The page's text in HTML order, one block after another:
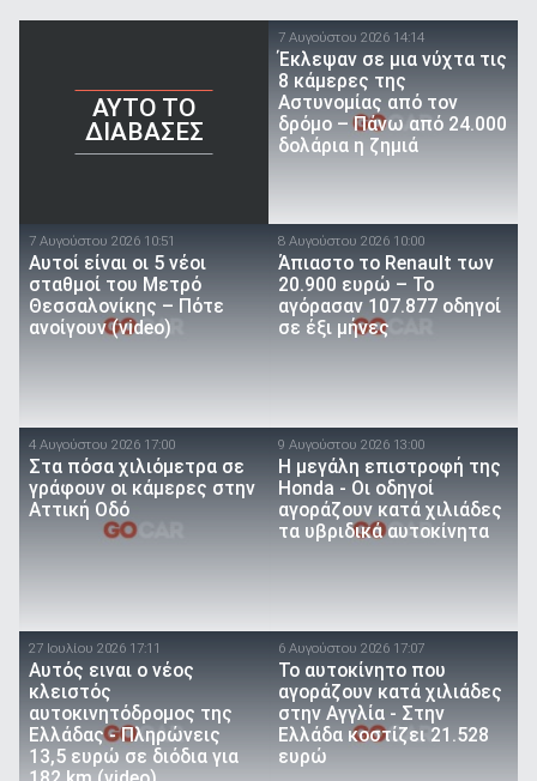
AYTO TO
ΔΙΑΒΑΣΕΣ
7 Αυγούστου 2026 14:14
Έκλεψαν σε μια νύχτα τις
8 κάμερες της
Αστυνομίας από τον
δρόμο – Πάνω από 24.000
δολάρια η ζημιά
7 Αυγούστου 2026 10:51
Αυτοί είναι οι 5 νέοι
σταθμοί του Μετρό
Θεσσαλονίκης – Πότε
ανοίγουν (video)
8 Αυγούστου 2026 10:00
Άπιαστο το Renault των
20.900 ευρώ – Το
αγόρασαν 107.877 οδηγοί
σε έξι μήνες
4 Αυγούστου 2026 17:00
Στα πόσα χιλιόμετρα σε
γράφουν οι κάμερες στην
Αττική Οδό
9 Αυγούστου 2026 13:00
Η μεγάλη επιστροφή της
Honda - Οι οδηγοί
αγοράζουν κατά χιλιάδες
τα υβριδικά αυτοκίνητα
27 Ιουλίου 2026 17:11
Αυτός ειναι ο νέος
κλειστός
αυτοκινητόδρομος της
Ελλάδας - Πληρώνεις
13,5 ευρώ σε διόδια για
6 Αυγούστου 2026 17:07
To αυτοκίνητο που
αγοράζουν κατά χιλιάδες
στην Αγγλία - Στην
Ελλάδα κοστίζει 21.528
ευρώ